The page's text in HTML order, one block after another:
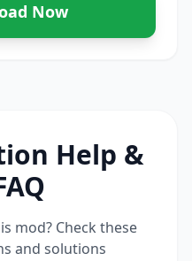
Now
Help &
mod? Check these
and solutions